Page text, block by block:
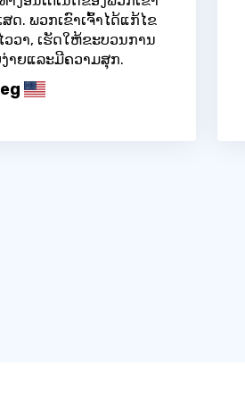
ດ. ພວກເຂົາເຈົ້າໄດ້ແກ້ໄຂ
ວວາ, ເຮັດໃຫ້ຂະບວນການ
າຍແລະມີຄວາມສຸກ.